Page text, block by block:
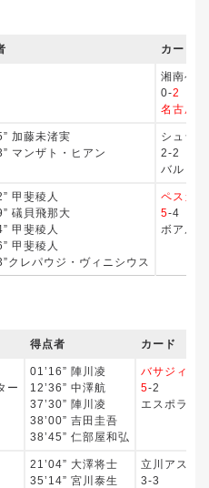
カード
湘南ベ
0-2
名古屋
加藤未渚実
マンザト・ヒアン
シュラ
2-2
バルド
甲斐稜人
礒貝飛那大
甲斐稜人
甲斐稜人
クレパウジ・ヴィニシウス
ペスカ
5-4
ボアル
得点者 カード
ー
01’16” 陣川凌
12’36” 中澤航
37’30” 陣川凌
38’00” 吉田圭吾
38’45” 仁部屋和弘
バサジィ大
5-2
エスポラー
21’04” 大澤将士
35’14” 宮川泰生
立川アスレ
3-3